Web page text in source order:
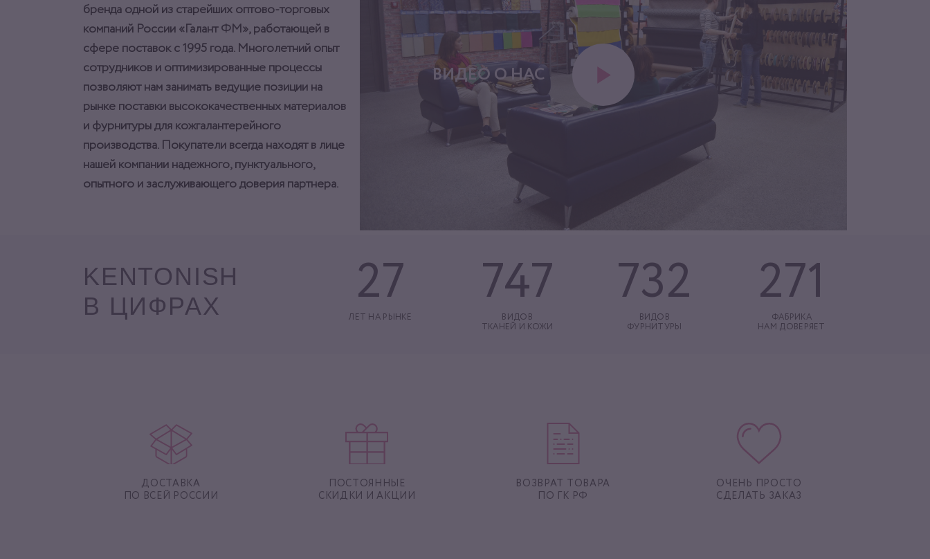
бренда одной из старейших оптово-торговых
компаний России «Галант ФМ», работающей в
сфере поставок с 1995 года. Многолетний опыт
сотрудников и оптимизированные процессы
позволяют нам занимать ведущие позиции на
рынке поставки высококачественных материалов
и фурнитуры для кожгалантерейного
производства. Покупатели всегда находят в лице
нашей компании надежного, пунктуального,
опытного и заслуживающего доверия партнера.
ВИДЕО О НАС
KENTONISH
В ЦИФРАХ
27
ЛЕТ НА РЫНКЕ
747
ВИДОВ
ТКАНЕЙ И КОЖИ
732
ВИДОВ
ФУРНИТУРЫ
271
ФАБРИКА
НАМ ДОВЕРЯЕТ
ДОСТАВКА
ПО ВСЕЙ РОССИИ
ПОСТОЯННЫЕ
СКИДКИ И АКЦИИ
ВОЗВРАТ ТОВАРА
ПО ГК РФ
ОЧЕНЬ ПРОСТО
СДЕЛАТЬ ЗАКАЗ